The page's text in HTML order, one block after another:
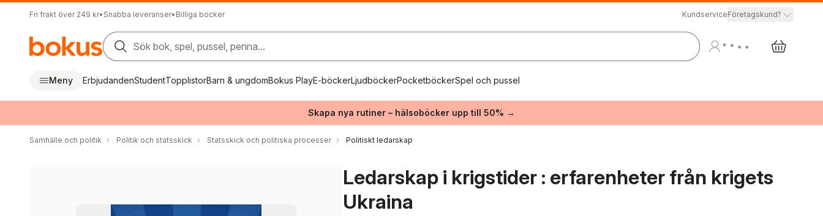
Fri frakt över 249 kr• Snabba leveranser• Billiga böcker KundserviceFöretagskund?
Sök bok, spel, pussel, penna...
Meny ErbjudandenStudentTopplistorBarn & ungdomBokus PlayE-böckerLjudböckerPocketböckerSpel och pussel
Skapa nya rutiner – hälsoböcker upp till 50% →
Samhälle och politik Politik och statsskick Statsskick och politiska processer Politiskt ledarskap
Ledarskap i krigstider : erfarenheter från krigets
Ukraina